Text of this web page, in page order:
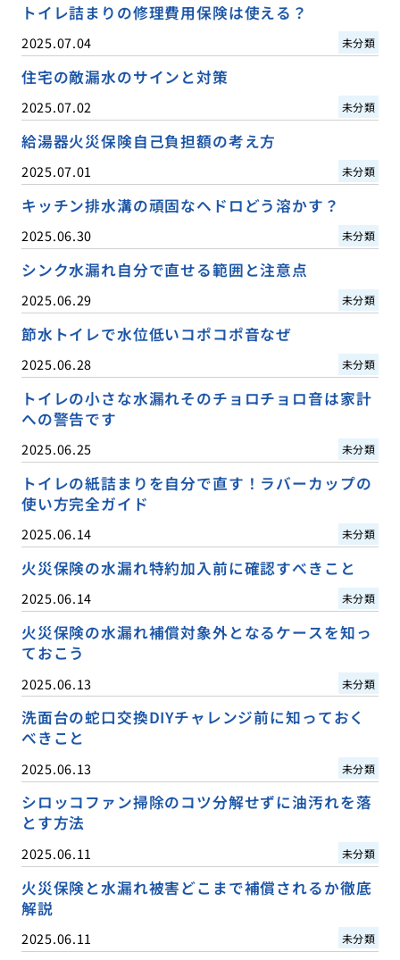
トイレ詰まりの修理費用保険は使える？
2025.07.04 未分類
住宅の敵漏水のサインと対策
2025.07.02 未分類
給湯器火災保険自己負担額の考え方
2025.07.01 未分類
キッチン排水溝の頑固なヘドロどう溶かす？
2025.06.30 未分類
シンク水漏れ自分で直せる範囲と注意点
2025.06.29 未分類
節水トイレで水位低いコポコポ音なぜ
2025.06.28 未分類
トイレの小さな水漏れそのチョロチョロ音は家計
への警告です
2025.06.25 未分類
トイレの紙詰まりを自分で直す！ラバーカップの
使い方完全ガイド
2025.06.14 未分類
火災保険の水漏れ特約加入前に確認すべきこと
2025.06.14 未分類
火災保険の水漏れ補償対象外となるケースを知っ
ておこう
2025.06.13 未分類
洗面台の蛇口交換DIYチャレンジ前に知っておく
べきこと
2025.06.13 未分類
シロッコファン掃除のコツ分解せずに油汚れを落
とす方法
2025.06.11 未分類
火災保険と水漏れ被害どこまで補償されるか徹底
解説
2025.06.11 未分類